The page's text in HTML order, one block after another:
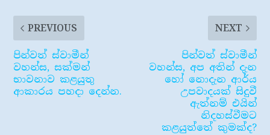
PREVIOUS
පින්වත් ස්වාමීන්
වහන්ස, සක්මන්
භාවනාව කළයුතු
ආකාරය පහදා දෙන්න.
NEXT
පින්වත් ස්වාමීන්
වහන්ස, අප අතින් දැන
හෝ නොදැන ආර්ය
උපවාදයක් සිදුවී
ඇත්නම් එයින්
නිදහස්වීමට
කළයුත්තේ කුමක්ද?